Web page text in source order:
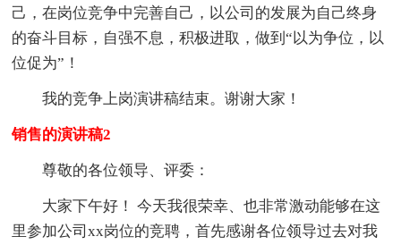
己，在岗位竞争中完善自己，以公司的发展为自己终身
的奋斗目标，自强不息，积极进取，做到“以为争位，以
位促为”！
我的竞争上岗演讲稿结束。谢谢大家！
销售的演讲稿2
尊敬的各位领导、评委：
大家下午好！ 今天我很荣幸、也非常激动能够在这
里参加公司xx岗位的竞聘，首先感谢各位领导过去对我